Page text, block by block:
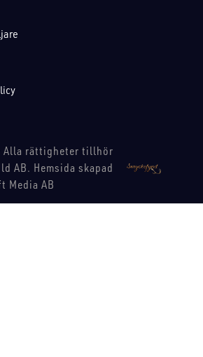
Alla rättigheter tillhör
AB. Hemsida skapad
Media AB